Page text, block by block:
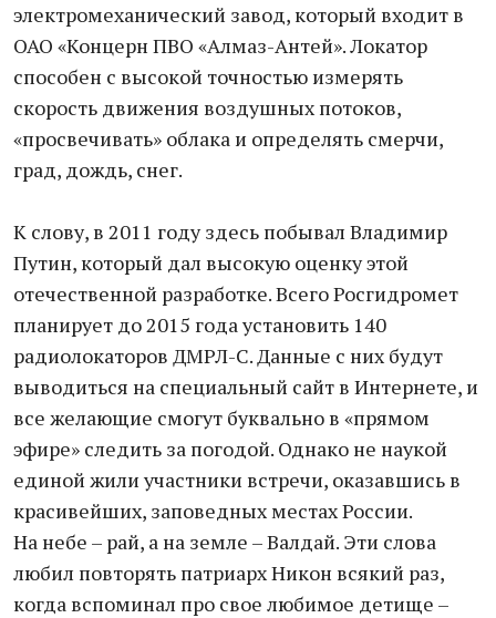
электромеханический завод, который входит в
ОАО «Концерн ПВО «Алмаз-Антей». Локатор
способен с высокой точностью измерять
скорость движения воздушных потоков,
«просвечивать» облака и определять смерчи,
град, дождь, снег.
К слову, в 2011 году здесь побывал Владимир
Путин, который дал высокую оценку этой
отечественной разработке. Всего Росгидромет
планирует до 2015 года установить 140
радиолокаторов ДМРЛ-С. Данные с них будут
выводиться на специальный сайт в Интернете, и
все желающие смогут буквально в «прямом
эфире» следить за погодой. Однако не наукой
единой жили участники встречи, оказавшись в
красивейших, заповедных местах России.
На небе – рай, а на земле – Валдай. Эти слова
любил повторять патриарх Никон всякий раз,
когда вспоминал про свое любимое детище –